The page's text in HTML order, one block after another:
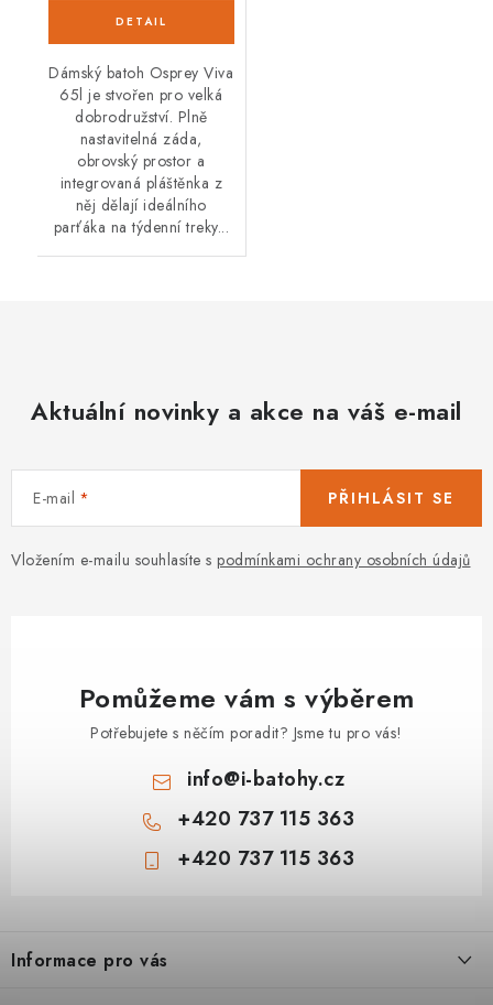
Dámský batoh Osprey Viva
65l je stvořen pro velká
dobrodružství. Plně
nastavitelná záda,
obrovský prostor a
integrovaná pláštěnka z
něj dělají ideálního
parťáka na týdenní treky...
Aktuální novinky a akce na váš e-mail
E-mail
Vložením e-mailu souhlasíte s podmínkami ochrany osobních údajů
PŘIHLÁSIT SE
Pomůžeme vám s výběrem
Potřebujete s něčím poradit? Jsme tu pro vás!
info@i-batohy.cz
+420 737 115 363
+420 737 115 363
pInformace pro vás